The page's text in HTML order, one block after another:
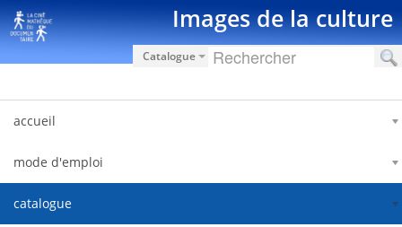
Saut au contenu Images de la culture
Catalogue
accueil
mode d'emploi
catalogue